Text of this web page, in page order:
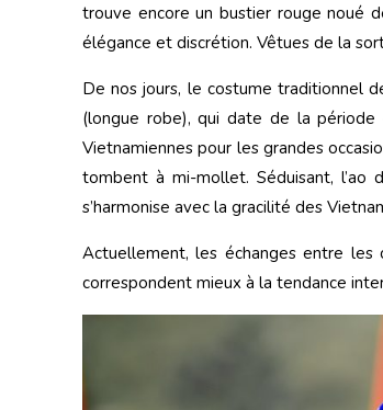
trouve encore un bustier rouge noué
élégance et discrétion. Vêtues de la
De nos jours, le costume traditionnel
(longue robe), qui date de la
Vietnamiennes pour les grandes
tombent à mi-mollet. Séduisant,
s’harmonise avec la gracilité des
Actuellement, les échanges entre
correspondent mieux à la tendance